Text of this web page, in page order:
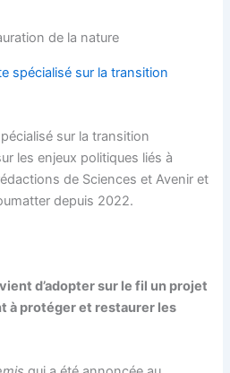
spécialisé sur la transition
sur la transition
les enjeux politiques liés à
de Sciences et Avenir et
depuis 2022.
d’adopter sur le fil un projet
à protéger et restaurer les